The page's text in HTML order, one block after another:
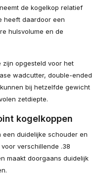
de kogelkop relatief
heeft daardoor een
hulsvolume en de
zijn opgesteld voor het
wadcutter, double-ended
bij hetzelfde gewicht
zetdiepte.
kogelkoppen
duidelijke schouder en
verschillende .38
maakt doorgaans duidelijk